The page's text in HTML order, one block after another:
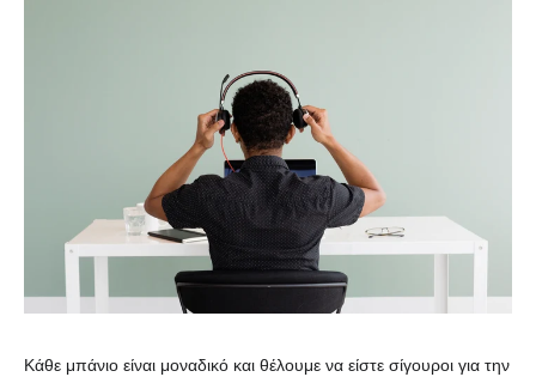
Κάθε μπάνιο είναι μοναδικό και θέλουμε να είστε σίγουροι για την